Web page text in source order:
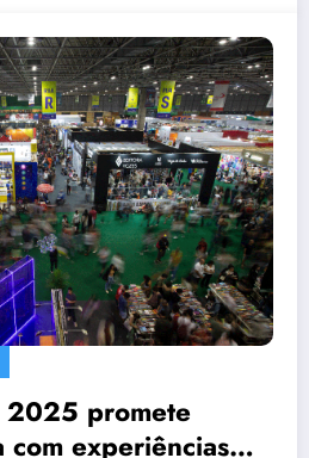
2025 promete
com experiências